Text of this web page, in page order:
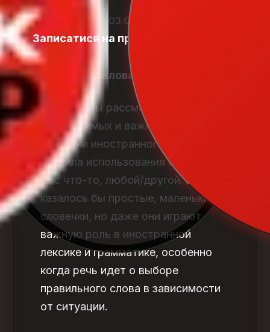
Записатися на пробний урок
03.01.2026
Добро пожаловать в наш блог!
Сегодня мы рассмотрим одну из
необходимых и важных тем в
изучении иностранного языка:
правила использования слов, таких
как: что-то, любой/другой. Эти
казалось бы простые, маленькие
словечки, но даже они играют
важную роль в иностранной
лексике и грамматике, особенно
когда речь идет о выборе
правильного слова в зависимости
от ситуации.